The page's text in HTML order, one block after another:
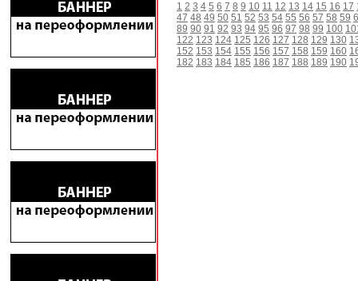
1 2 3 4 5 6 7 8 9 10 11 12 13 14 15 16 17
47 48 49 50 51 52 53 54 55 56 57 58 59
89 90 91 92 93 94 95 96 97 98 99 100
122 123 124 125 126 127 128 129 130
152 153 154 155 156 157 158 159 160
182 183 184 185 186 187 188 189 190